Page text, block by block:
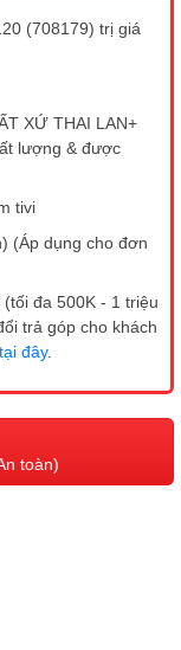
(708179) trị giá
XỨ THAI LAN+
lượng & được
tivi
(Áp dụng cho đơn
đa 500K - 1 triệu
trả góp cho khách
tại đây.
toàn)